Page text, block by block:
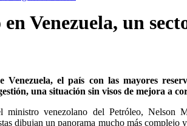
Venezuela, un
Venezuela, el país con las mayores
una situación sin visos de mejora a
ministro venezolano del Petróleo, Nelson
dibujan un panorama mucho más complejo